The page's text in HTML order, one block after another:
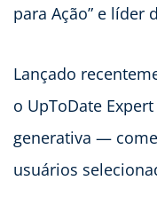
para Ação” e líder
Lançado
o UpToDate
generativa —
usuários